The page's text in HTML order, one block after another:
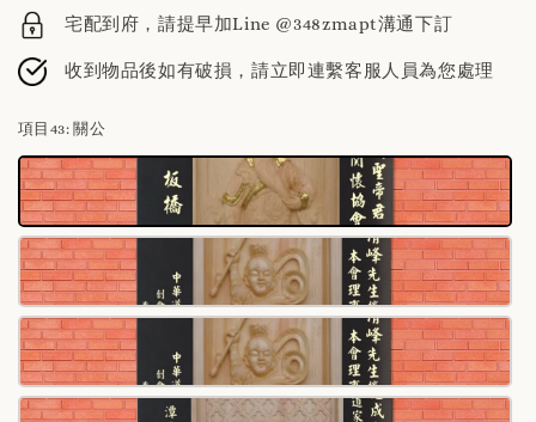
宅配到府，請提早加Line @348zmapt溝通下訂
收到物品後如有破損，請立即連繫客服人員為您處理
項目43: 關公